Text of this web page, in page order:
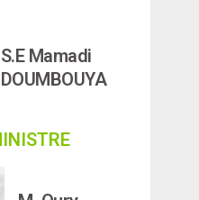
S.E Mamadi
DOUMBOUYA